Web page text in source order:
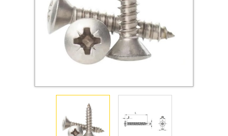
Крюки, кольца с метрической резьбой
Крюки, кольца с шурупной резьбой
Саморезы и шурупы